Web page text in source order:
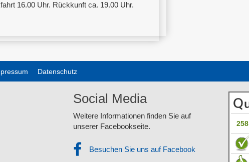
16.00 Uhr. Rückkunft ca. 19.00 Uhr.
Datenschutz
Social Media
Weitere Informationen finden Sie auf
unserer Facebookseite.
Besuchen Sie uns auf Facebook
258